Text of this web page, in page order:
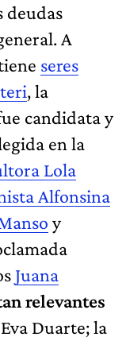
deudas
A
seres
, la
candidata y
en la
Lola
Alfonsina
y
Juana
relevantes
Duarte; la